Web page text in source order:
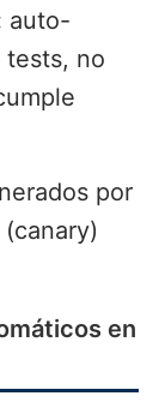
auto-
tests, no
por
en